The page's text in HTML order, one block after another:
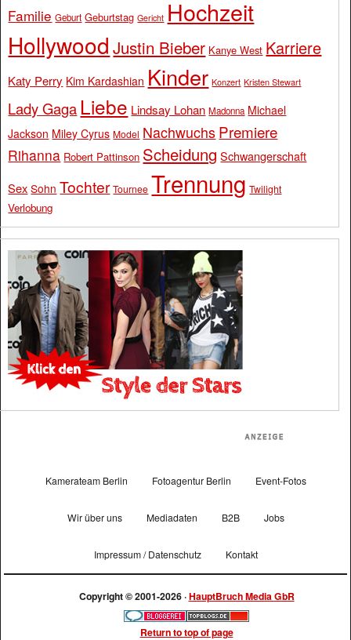
Familie Geburt Geburtstag Gericht Hochzeit
Hollywood Justin Bieber Kanye West Karriere
Katy Perry Kim Kardashian Kinder Konzert Kristen Stewart
Lady Gaga Liebe Lindsay Lohan Madonna Michael
Jackson Miley Cyrus Model Nachwuchs Premiere
Rihanna Robert Pattinson Scheidung Schwangerschaft
Sex Sohn Tochter Tournee Trennung Twilight
Verlobung
Kamerateam Berlin Fotoagentur Berlin Event-Fotos
Wir über uns Mediadaten B2B Jobs
Impressum / Datenschutz Kontakt
Copyright © 2001-2026 ·HauptBruch Media GbR
Return to top of page